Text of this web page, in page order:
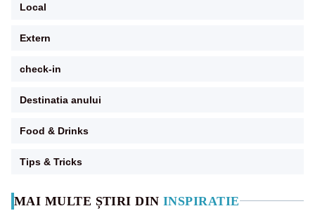
MAI MULTE ȘTIRI DIN INSPIRATIE
Local
Extern
check-in
Destinatia anului
Food & Drinks
Tips & Tricks